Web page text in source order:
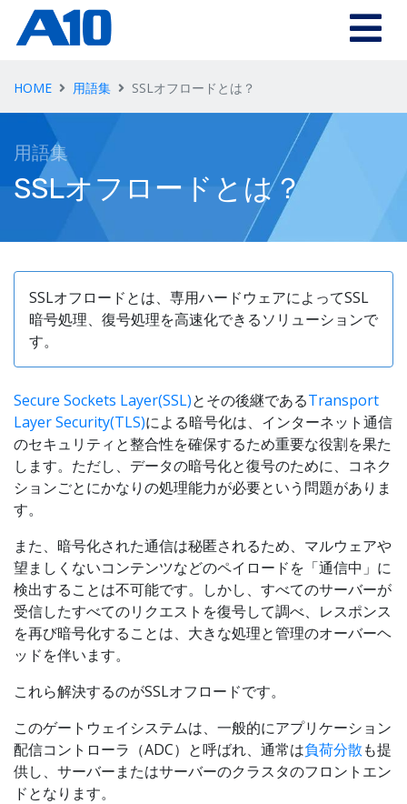
Skip to main content
HOME 用語集 SSLオフロードとは？
用語集
SSLオフロードとは？
SSLオフロードとは、専用ハードウェアによってSSL
暗号処理、復号処理を高速化できるソリューションで
す。
Secure Sockets Layer(SSL)とその後継であるTransport
Layer Security(TLS)による暗号化は、インターネット通信
のセキュリティと整合性を確保するため重要な役割を果た
します。ただし、データの暗号化と復号のために、コネク
ションごとにかなりの処理能力が必要という問題がありま
す。
また、暗号化された通信は秘匿されるため、マルウェアや
望ましくないコンテンツなどのペイロードを「通信中」に
検出することは不可能です。しかし、すべてのサーバーが
受信したすべてのリクエストを復号して調べ、レスポンス
を再び暗号化することは、大きな処理と管理のオーバーヘ
ッドを伴います。
これら解決するのがSSLオフロードです。
このゲートウェイシステムは、一般的にアプリケーション
配信コントローラ（ADC）と呼ばれ、通常は負荷分散も提
供し、サーバーまたはサーバーのクラスタのフロントエン
ドとなります。